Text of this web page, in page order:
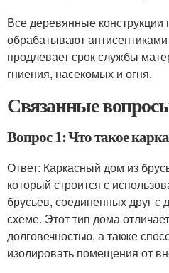
Все деревянные конструкции
обрабатывают
продлевает срок службы
гниения, насекомых и огня.
Связанные
Вопрос 1: Что такое
Ответ: Каркасный дом из
который строится с
брусьев, соединенных друг с
схеме. Этот тип дома
долговечностью, а также
изолировать помещения от